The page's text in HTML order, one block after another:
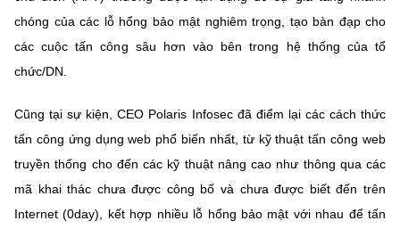
chóng của các lỗ hổng bảo mật nghiêm trọng, tạo bàn đạp cho
các cuộc tấn công sâu hơn vào bên trong hệ thống của tổ
chức/DN.
Cũng tại sự kiện, CEO Polaris Infosec đã điểm lại các cách thức
tấn công ứng dụng web phổ biến nhất, từ kỹ thuật tấn công web
truyền thống cho đến các kỹ thuật nâng cao như thông qua các
mã khai thác chưa được công bố và chưa được biết đến trên
Internet (0day), kết hợp nhiều lỗ hổng bảo mật với nhau để tấn